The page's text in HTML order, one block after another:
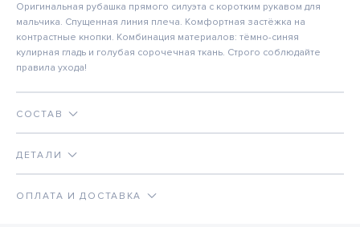
Оригинальная рубашка прямого силуэта с коротким рукавом для
мальчика. Спущенная линия плеча. Комфортная застёжка на
контрастные кнопки. Комбинация материалов: тёмно-синяя
кулирная гладь и голубая сорочечная ткань. Строго соблюдайте
правила ухода!
СОСТАВ
ДЕТАЛИ
ОПЛАТА И ДОСТАВКА